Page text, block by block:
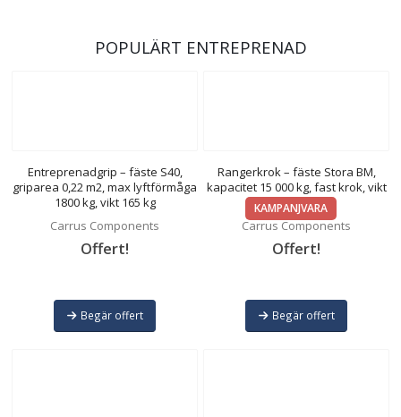
POPULÄRT ENTREPRENAD
Entreprenadgrip – fäste S40,
griparea 0,22 m2, max lyftförmåga
1800 kg, vikt 165 kg
Carrus Components
Offert!
Begär offert
KAMPANJVARA
Rangerkrok – fäste Stora BM,
kapacitet 15 000 kg, fast krok, vikt
180 kg
Carrus Components
Offert!
Begär offert